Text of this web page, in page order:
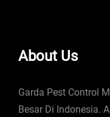
About Us
Garda Pest Control
Besar Di Indonesia.